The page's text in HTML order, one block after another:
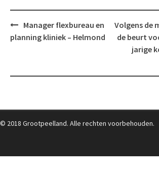
Post
navigation
Manager flexbureau en
planning kliniek – Helmond
Volgens de
de beurt
jarige
© 2018 Grootpeelland. Alle rechten voorbehouden.